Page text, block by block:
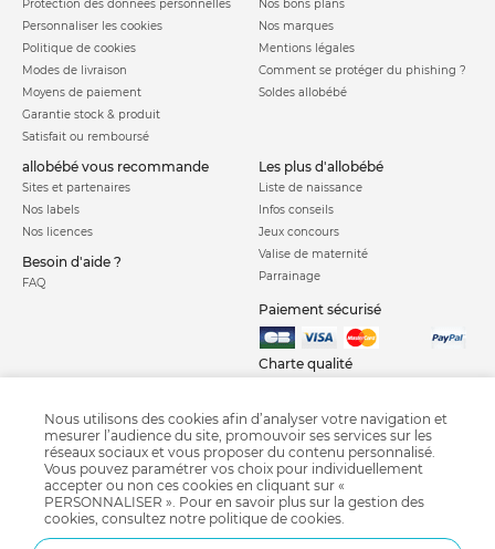
Protection des données personnelles
Personnaliser les cookies
Politique de cookies
Modes de livraison
Moyens de paiement
Garantie stock & produit
Satisfait ou remboursé
Nos bons plans
Nos marques
Mentions légales
Comment se protéger du phishing ?
Soldes allobébé
allobébé vous recommande
Sites et partenaires
Nos labels
Nos licences
Besoin d'aide ?
FAQ
les plus d'allobébé
Liste de naissance
Infos conseils
Jeux concours
Valise de maternité
Parrainage
Paiement sécurisé
Charte qualité
Courbe de croissance Crash test siège auto
Calendrier chinois
Nous utilisons des cookies afin d’analyser votre navigation et
mesurer l’audience du site, promouvoir ses services sur les
réseaux sociaux et vous proposer du contenu personnalisé.
Vous pouvez paramétrer vos choix pour individuellement
accepter ou non ces cookies en cliquant sur «
PERSONNALISER ». Pour en savoir plus sur la gestion des
cookies, consultez notre politique de cookies.